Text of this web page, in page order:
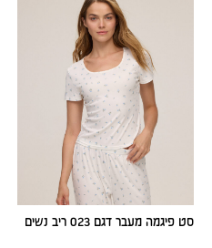
סט פיגמה מעבר דגם 023 ריב נשים